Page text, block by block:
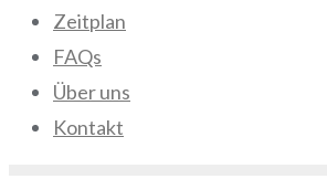
Zeitplan
FAQs
Über uns
Kontakt